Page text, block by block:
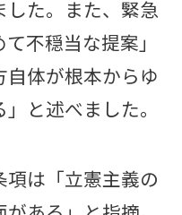
した。また、緊急
不穏当な提案」
自体が根本からゆ
と述べました。
は「立憲主義の